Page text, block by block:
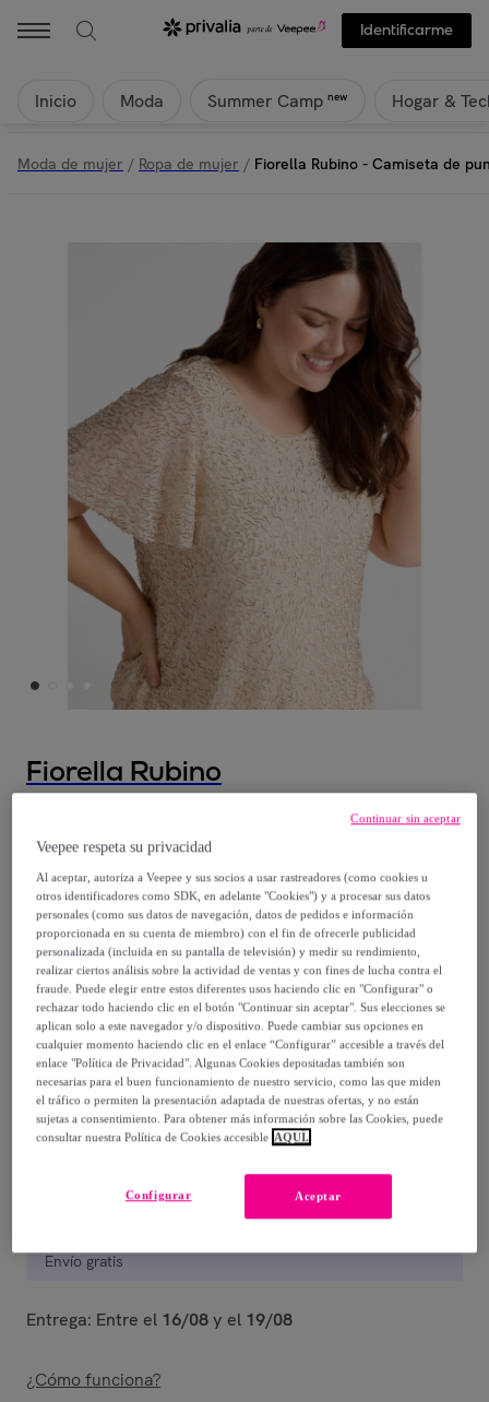
Identificarme
Inicio Moda Summer Camp new Hogar &
Moda de mujer / Ropa de mujer / Fiorella Rubino - Camiseta de
Fiorella Rubino
Fiorella Rubino - Camiseta de punto
bordado - Oro
Desde
33,60 €
84,00 €
-60%
Guía de tallas
Vendido porMiroglio Fashion
Envío gratis
Entrega: Entre el 16/08y el 19/08
¿Cómo funciona?
Veepee respeta su privacidad
Al aceptar, autoriza a Veepee y sus socios a usar rastreadores (como cookies u
otros identificadores como SDK, en adelante "Cookies") y a procesar sus datos
personales (como sus datos de navegación, datos de pedidos e información
proporcionada en su cuenta de miembro) con el fin de ofrecerle publicidad
personalizada (incluida en su pantalla de televisión) y medir su rendimiento,
realizar ciertos análisis sobre la actividad de ventas y con fines de lucha contra el
fraude. Puede elegir entre estos diferentes usos haciendo clic en "Configurar" o
rechazar todo haciendo clic en el botón "Continuar sin aceptar". Sus elecciones se
aplican solo a este navegador y/o dispositivo. Puede cambiar sus opciones en
cualquier momento haciendo clic en el enlace “Configurar” accesible a través del
enlace "Política de Privacidad". Algunas Cookies depositadas también son
necesarias para el buen funcionamiento de nuestro servicio, como las que miden
el tráfico o permiten la presentación adaptada de nuestras ofertas, y no están
sujetas a consentimiento. Para obtener más información sobre las Cookies, puede
consultar nuestra Política de Cookies accesible AQUÍ.
Aceptar
Configurar
Continuar sin aceptar